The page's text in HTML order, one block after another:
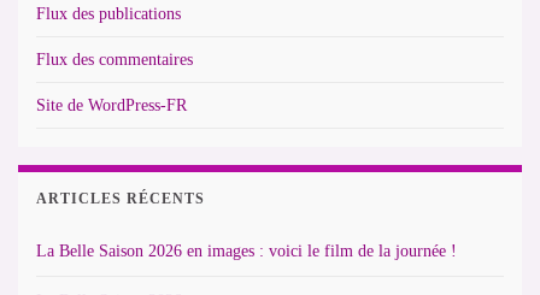
Flux des publications
Flux des commentaires
Site de WordPress-FR
ARTICLES RÉCENTS
La Belle Saison 2026 en images : voici le film de la journée !